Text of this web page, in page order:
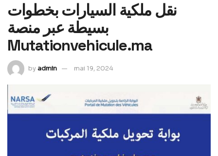
نقل ملكية السيارات بخطوات
بسيطة عبر منصة
Mutationvehicule.ma
byadmin mai 19, 2024